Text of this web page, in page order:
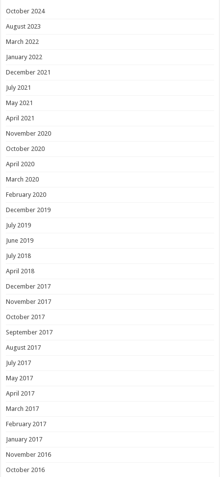
October 2024
August 2023
March 2022
January 2022
December 2021
July 2021
May 2021
April 2021
November 2020
October 2020
April 2020
March 2020
February 2020
December 2019
July 2019
June 2019
July 2018
April 2018
December 2017
November 2017
October 2017
September 2017
August 2017
July 2017
May 2017
April 2017
March 2017
February 2017
January 2017
November 2016
October 2016